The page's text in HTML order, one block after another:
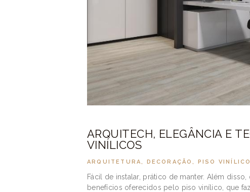
ARQUITECH, ELEGÂNCIA E
VINÍLICOS
ARQUITETURA, DECORAÇÃO, PISO VINÍLICO
Fácil de instalar, prático de manter. Além
benefícios oferecidos pelo piso vinílico, que